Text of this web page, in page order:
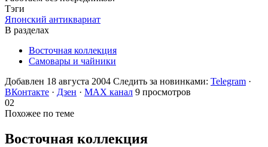
Тэги
Японский антиквариат
В разделах
Восточная коллекция
Самовары и чайники
Добавлен 18 августа 2004 Следить за новинками: Telegram ·
ВКонтакте · Дзен · MAX канал 9 просмотров
02
Похожее по теме
Восточная коллекция